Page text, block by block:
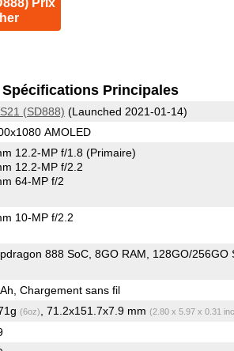
Spécifications Principales
(SD888) (Launched 2021-01-14)
AMOLED
12.2-MP f/1.8 (Primaire)
12.2-MP f/2.2
64-MP f/2
10-MP f/2.2
888 SoC 8GO RAM 128GO/256GO
Chargement sans fil
(6oz) , 71.2x151.7x7.9 mm (2.80 x 5.97 x 0.31